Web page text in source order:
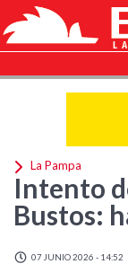
La Pampa
Intento
Bustos:
07 JUNIO 2026 - 14:52